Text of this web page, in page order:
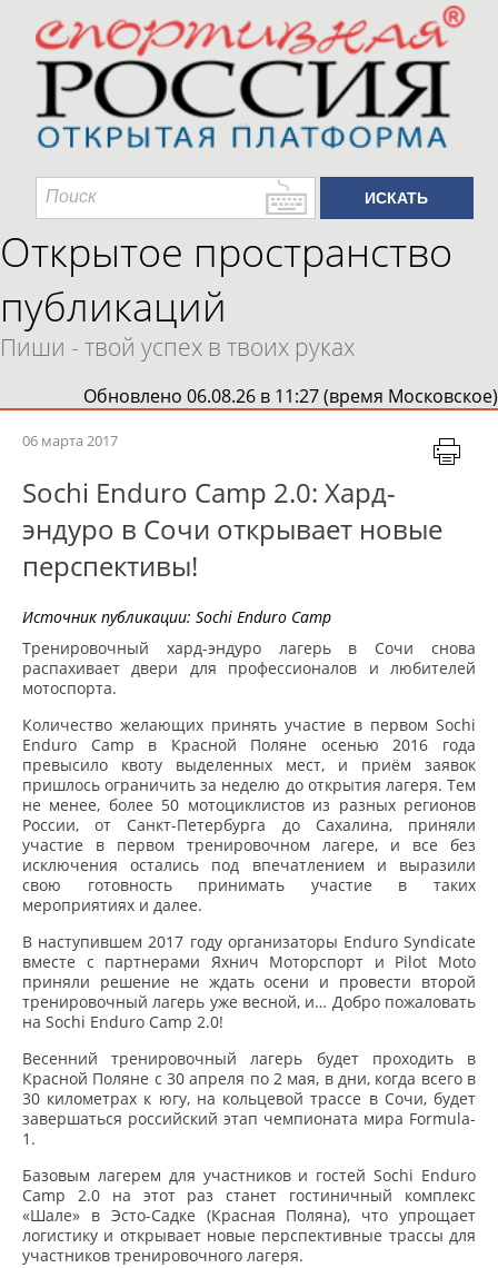
Открытое пространство
публикаций
Пиши - твой успех в твоих руках
Обновлено 06.08.26 в 11:27 (время Московское)
06 марта 2017
Sochi Enduro Camp 2.0: Хард-
эндуро в Сочи открывает новые
перспективы!
Источник публикации: Sochi Enduro Camp
Тренировочный хард-эндуро лагерь в Сочи снова
распахивает двери для профессионалов и любителей
мотоспорта.
Количество желающих принять участие в первом Sochi
Enduro Camp в Красной Поляне осенью 2016 года
превысило квоту выделенных мест, и приём заявок
пришлось ограничить за неделю до открытия лагеря. Тем
не менее, более 50 мотоциклистов из разных регионов
России, от Санкт-Петербурга до Сахалина, приняли
участие в первом тренировочном лагере, и все без
исключения остались под впечатлением и выразили
свою готовность принимать участие в таких
мероприятиях и далее.
В наступившем 2017 году организаторы Enduro Syndicate
вместе с партнерами Яхнич Моторспорт и Pilot Moto
приняли решение не ждать осени и провести второй
тренировочный лагерь уже весной, и… Добро пожаловать
на Sochi Enduro Camp 2.0!
Весенний тренировочный лагерь будет проходить в
Красной Поляне с 30 апреля по 2 мая, в дни, когда всего в
30 километрах к югу, на кольцевой трассе в Сочи, будет
завершаться российский этап чемпионата мира Formula-
1.
Базовым лагерем для участников и гостей Sochi Enduro
Camp 2.0 на этот раз станет гостиничный комплекс
«Шале» в Эсто-Садке (Красная Поляна), что упрощает
логистику и открывает новые перспективные трассы для
участников тренировочного лагеря.